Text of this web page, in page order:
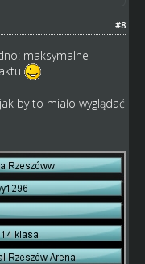
#8
maksymalne
by to miało wyglądać